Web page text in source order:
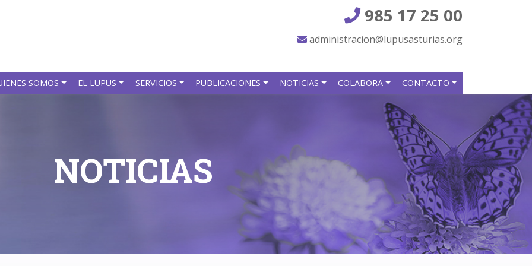
985 17 25 00
administracion@lupusasturias.org
SOMOS EL LUPUS SERVICIOS PUBLICACIONES NOTICIAS COLABORA CONTACTO
NOTICIAS